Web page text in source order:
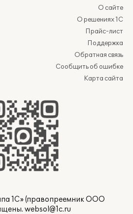
О сайте
О решениях 1С
Прайс-лист
Поддержка
Обратная связь
Сообщить об ошибке
Карта сайта
1С» (правопреемник ООО
websol@1c.ru